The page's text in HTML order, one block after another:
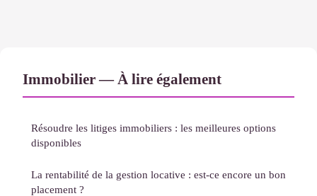
Immobilier — À lire également
Résoudre les litiges immobiliers : les meilleures options
disponibles
La rentabilité de la gestion locative : est-ce encore un bon
placement ?